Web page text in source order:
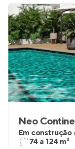
Neo
Em construção
74 a 124 m²